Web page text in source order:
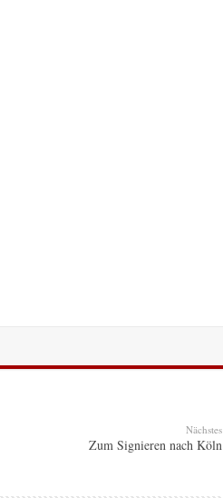
Nächstes
Zum Signieren nach Köln